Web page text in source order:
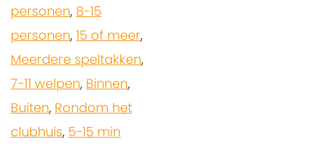
personen, 8-15
personen, 15 of meer,
Meerdere speltakken,
7-11 welpen, Binnen,
Buiten, Rondom het
clubhuis, 5-15 min